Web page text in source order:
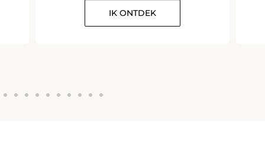
IK ONTDEK